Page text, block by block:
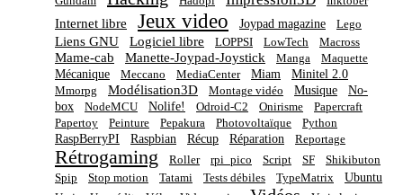
Internet libre Jeux video Joypad magazine Lego
Liens GNU Logiciel libre LOPPSI LowTech Macross
Mame-cab Manette-Joypad-Joystick Manga Maquette
Mécanique Meccano MediaCenter Miam Minitel 2.0
Mmorpg Modélisation3D Montage vidéo Musique
No-
box
NodeMCU Nolife! Odroid-C2 Onirisme
Papercraft
Papertoy
Peinture Pepakura Photovoltaïque Python
RaspBerryPI Raspbian Récup Réparation Reportage
Rétrogaming Roller rpi_pico Script SF
Shikibuton
Spip
Stop motion Tatami Tests débiles TypeMatrix Ubuntu